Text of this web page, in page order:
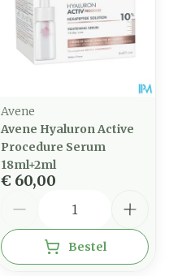
Avene
Avene Hyaluron Active
Procedure Serum
18ml+2ml
€ 60,00
Bestel